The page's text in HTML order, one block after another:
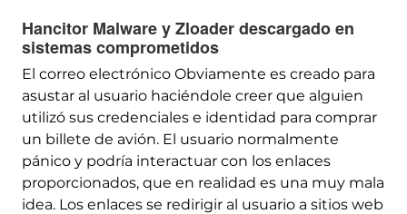
Hancitor Malware y Zloader descargado en
sistemas comprometidos
El correo electrónico Obviamente es creado para
asustar al usuario haciéndole creer que alguien
utilizó sus credenciales e identidad para comprar
un billete de avión. El usuario normalmente
pánico y podría interactuar con los enlaces
proporcionados, que en realidad es una muy mala
idea. Los enlaces se redirigir al usuario a sitios web